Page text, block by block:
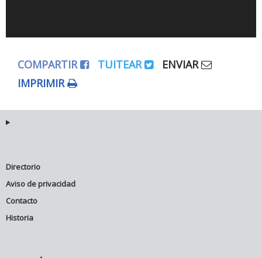
COMPARTIR TUITEAR
ENVIAR
IMPRIMIR
Directorio
Aviso de privacidad
Contacto
Historia